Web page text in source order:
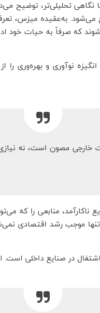
نگاهی تحلیلی‌تر، توضیح
می‌شود. به‌عقیده میزس،
که صرفاً به حیات خود
خارجی مصون است، نه
ناکارآمد، منابعی را که
موجب رشد اقتصادی
در صنایع داخلی است.